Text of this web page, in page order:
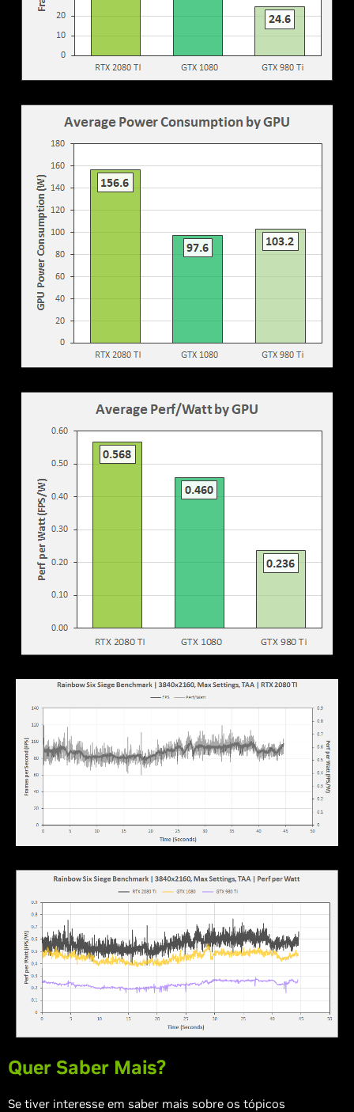
Quer Saber Mais?
Se tiver interesse em saber mais sobre os tópicos